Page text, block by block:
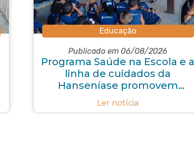
Educação
Publicado em 06/08/2026
Programa Saúde na Escola e a
linha de cuidados da
Hanseníase promovem
conscientização sobre
hanseníase na E.M Adelaide
Ler notícia